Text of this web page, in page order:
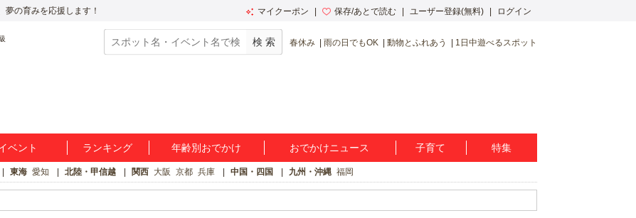
の育みを応援します！ マイクーポン 保存/あとで読む ユーザー登録(無料) ログイン
春休み 雨の日でもOK 動物とふれあう 1日中遊べるスポット
ベント ランキング 年齢別おでかけ おでかけニュース 子育て 特集
東海 愛知 北陸・甲信越 関西 大阪 京都 兵庫 中国・四国 九州・沖縄 福岡